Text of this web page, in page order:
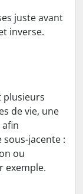
juste avant
inverse.
plusieurs
de vie, une
jacente :
ou
exemple.